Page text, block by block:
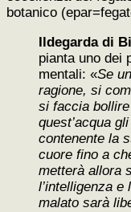
botanico
Ildegarda di
pianta uno dei
mentali: «Se
ragione, si
si faccia bollire
quest’acqua
contenente la
cuore fino a
metterà allora
l’intelligenza
malato sarà